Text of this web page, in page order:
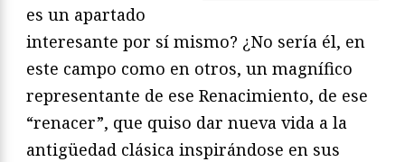
es un apartado
interesante por sí mismo? ¿No sería él, en
este campo como en otros, un magnífico
representante de ese Renacimiento, de ese
“renacer”, que quiso dar nueva vida a la
antigüedad clásica inspirándose en sus